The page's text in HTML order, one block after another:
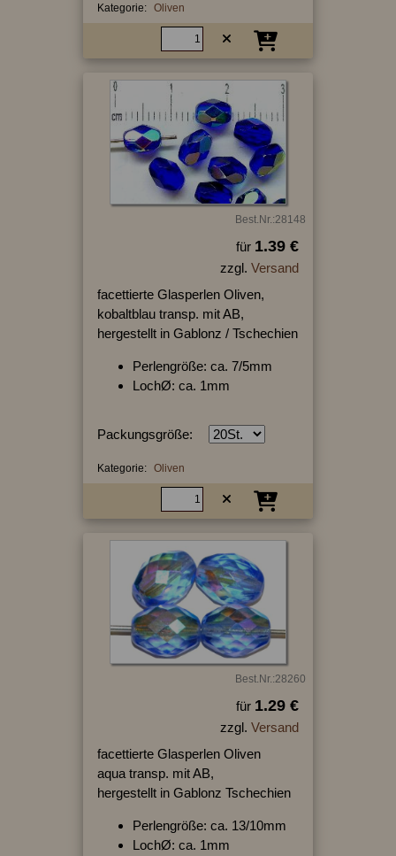
Kategorie: Oliven
Best.Nr.:28148
für 1.39 €
zzgl. Versand
facettierte Glasperlen Oliven,
kobaltblau transp. mit AB,
hergestellt in Gablonz / Tschechien
Perlengröße: ca. 7/5mm
LochØ: ca. 1mm
Packungsgröße:
Kategorie: Oliven
Best.Nr.:28260
für 1.29 €
zzgl. Versand
facettierte Glasperlen Oliven
aqua transp. mit AB,
hergestellt in Gablonz Tschechien
Perlengröße: ca. 13/10mm
LochØ: ca. 1mm